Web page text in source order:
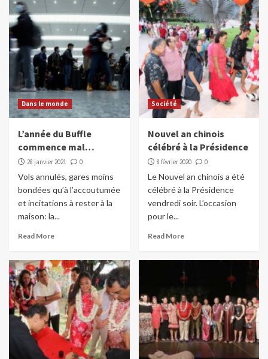
Dans le monde
L’année du Buffle
commence mal…
28 janvier 2021 0
Vols annulés, gares moins
bondées qu’à l’accoutumée
et incitations à rester à la
maison: la...
Read More
Société
Nouvel an chinois
célébré à la Présidence
8 février 2020 0
Le Nouvel an chinois a été
célébré à la Présidence
vendredi soir. L’occasion
pour le...
Read More